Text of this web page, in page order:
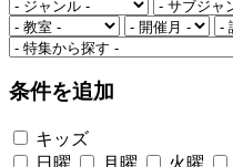
条件を追加
キッズ
日曜
月曜 火曜